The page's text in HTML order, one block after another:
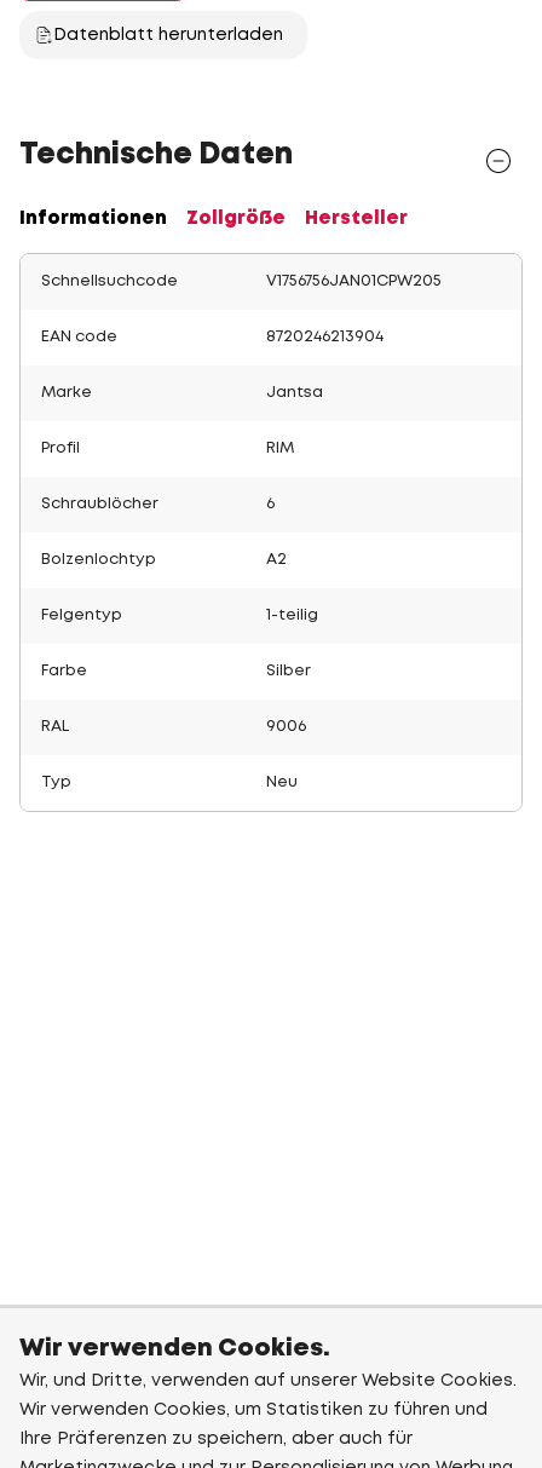
Datenblatt herunterladen
Technische Daten
Informationen Zollgröße Hersteller
Schnellsuchcode V1756756JAN01CPW205
EAN code 8720246213904
Marke Jantsa
Profil RIM
Schraublöcher 6
Bolzenlochtyp A2
Felgentyp 1-teilig
Farbe Silber
RAL 9006
Typ Neu
Wir verwenden Cookies.
Wir, und Dritte, verwenden auf unserer Website Cookies.
Wir verwenden Cookies, um Statistiken zu führen und
Ihre Präferenzen zu speichern, aber auch für